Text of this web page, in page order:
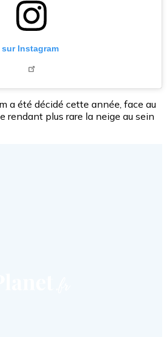
Instagram
a été décidé cette année, face au
rendant plus rare la neige au sein